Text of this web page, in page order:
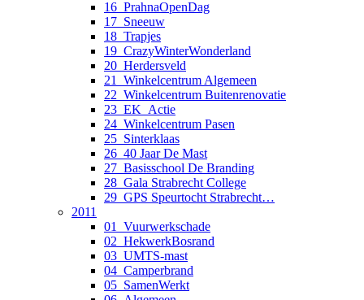
16_PrahnaOpenDag
17_Sneeuw
18_Trapjes
19_CrazyWinterWonderland
20_Herdersveld
21_Winkelcentrum Algemeen
22_Winkelcentrum Buitenrenovatie
23_EK_Actie
24_Winkelcentrum Pasen
25_Sinterklaas
26_40 Jaar De Mast
27_Basisschool De Branding
28_Gala Strabrecht College
29_GPS Speurtocht Strabrecht…
2011
01_Vuurwerkschade
02_HekwerkBosrand
03_UMTS-mast
04_Camperbrand
05_SamenWerkt